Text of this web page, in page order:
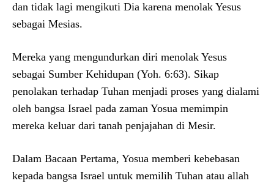
dan tidak lagi mengikuti Dia karena menolak Yesus
sebagai Mesias.
Mereka yang mengundurkan diri menolak Yesus
sebagai Sumber Kehidupan (Yoh. 6:63). Sikap
penolakan terhadap Tuhan menjadi proses yang dialami
oleh bangsa Israel pada zaman Yosua memimpin
mereka keluar dari tanah penjajahan di Mesir.
Dalam Bacaan Pertama, Yosua memberi kebebasan
kepada bangsa Israel untuk memilih Tuhan atau allah